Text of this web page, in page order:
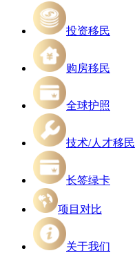
投资移民
购房移民
全球护照
技术/人才移民
长签绿卡
项目对比
关于我们